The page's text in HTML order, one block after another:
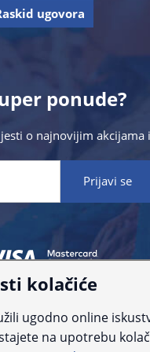
ugovora
ponude?
o najnovijim akcijama
+385 23 231 761ili e-
kolačiće
ugodno online
na upotrebu